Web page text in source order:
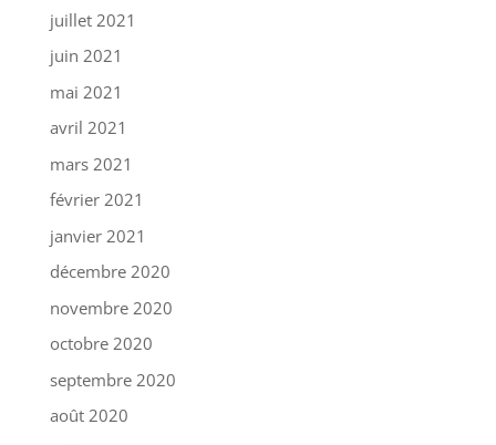
juillet 2021
juin 2021
mai 2021
avril 2021
mars 2021
février 2021
janvier 2021
décembre 2020
novembre 2020
octobre 2020
septembre 2020
août 2020